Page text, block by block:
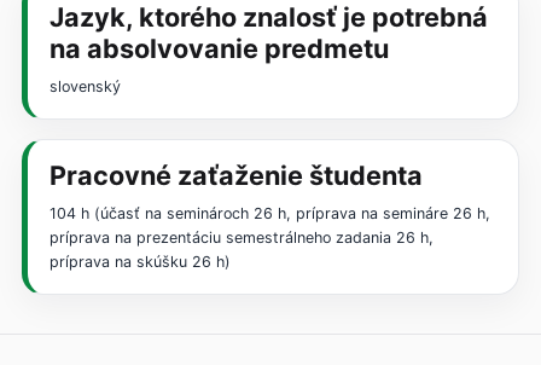
Jazyk, ktorého znalosť je potrebná
na absolvovanie predmetu
slovenský
Pracovné zaťaženie študenta
104 h (účasť na seminároch 26 h, príprava na semináre 26 h,
príprava na prezentáciu semestrálneho zadania 26 h,
príprava na skúšku 26 h)